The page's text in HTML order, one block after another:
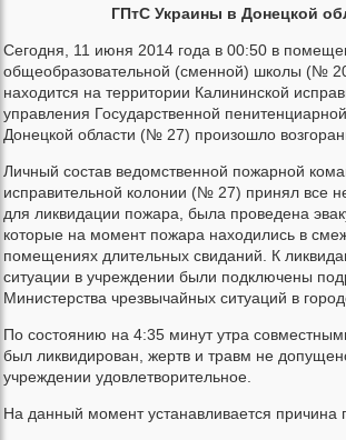
ГПтС Украины в Донецкой
Сегодня, 11 июня 2014 года в 00:50 в
общеобразовательной (сменной) школы (№
находится на территории Калининской
управления Государственной
Донецкой области (№ 27) произошло
Личный состав ведомственной пожарной
исправительной колонии (№ 27) принял все
для ликвидации пожара, была проведена
которые на момент пожара находились в
помещениях длительных свиданий. К
ситуации в учреждении были подключены
Министерства чрезвычайных ситуаций в
По состоянию на 4:35 минут утра
был ликвидирован, жертв и травм не
учреждении удовлетворительное.
На данный момент устанавливается причина